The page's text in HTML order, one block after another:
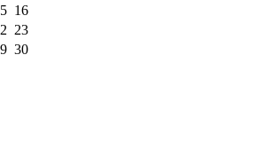
16
23
30